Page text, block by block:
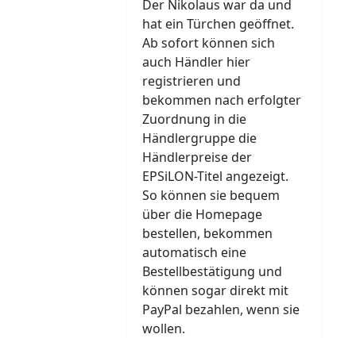
Der Nikolaus war da und
hat ein Türchen geöffnet.
Ab sofort können sich
auch Händler hier
registrieren und
bekommen nach erfolgter
Zuordnung in die
Händlergruppe die
Händlerpreise der
EPSiLON-Titel angezeigt.
So können sie bequem
über die Homepage
bestellen, bekommen
automatisch eine
Bestellbestätigung und
können sogar direkt mit
PayPal bezahlen, wenn sie
wollen.